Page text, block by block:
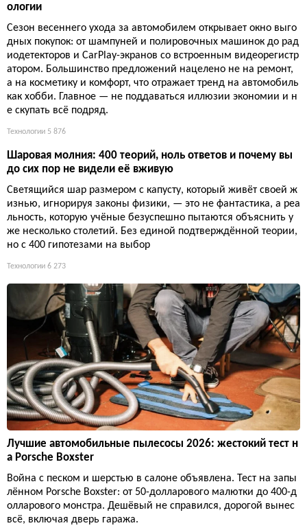
ологии
Сезон весеннего ухода за автомобилем открывает окно выго
дных покупок: от шампуней и полировочных машинок до рад
иодетекторов и CarPlay-экранов со встроенным видеорегистр
атором. Большинство предложений нацелено не на ремонт,
а на косметику и комфорт, что отражает тренд на автомобиль
как хобби. Главное — не поддаваться иллюзии экономии и н
е скупать всё подряд.
Технологии 5 876
Шаровая молния: 400 теорий, ноль ответов и почему вы
до сих пор не видели её вживую
Светящийся шар размером с капусту, который живёт своей ж
изнью, игнорируя законы физики, — это не фантастика, а реа
льность, которую учёные безуспешно пытаются объяснить у
же несколько столетий. Без единой подтверждённой теории,
но с 400 гипотезами на выбор
Технологии 6 273
Лучшие автомобильные пылесосы 2026: жестокий тест н
а Porsche Boxster
Война с песком и шерстью в салоне объявлена. Тест на запы
лённом Porsche Boxster: от 50-долларового малютки до 400-д
олларового монстра. Дешёвый не справился, дорогой вынес
всё, включая дверь гаража.